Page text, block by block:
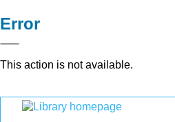
Error
This action is not available.